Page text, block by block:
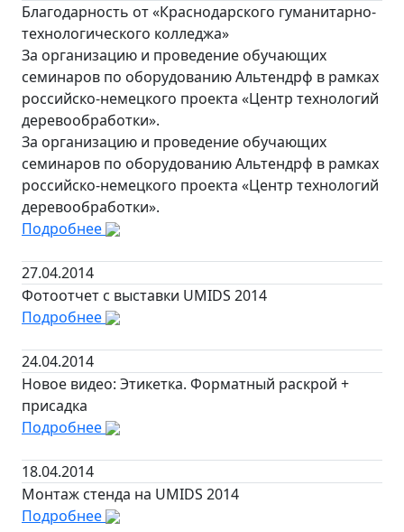
Благодарность от «Краснодарского гуманитарно-
технологического колледжа»
За организацию и проведение обучающих
семинаров по оборудованию Альтендрф в рамках
российско-немецкого проекта «Центр технологий
деревообработки».
За организацию и проведение обучающих
семинаров по оборудованию Альтендрф в рамках
российско-немецкого проекта «Центр технологий
деревообработки».
Подробнее
27.04.2014
Фотоотчет с выставки UMIDS 2014
Подробнее
24.04.2014
Новое видео: Этикетка. Форматный раскрой +
присадка
Подробнее
18.04.2014
Монтаж стенда на UMIDS 2014
Подробнее